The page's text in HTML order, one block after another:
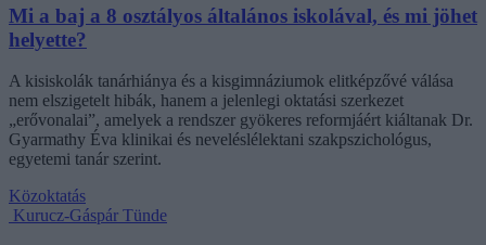
Mi a baj a 8 osztályos általános iskolával, és mi jöhet
helyette?
A kisiskolák tanárhiánya és a kisgimnáziumok elitképzővé válása
nem elszigetelt hibák, hanem a jelenlegi oktatási szerkezet
„erővonalai”, amelyek a rendszer gyökeres reformjáért kiáltanak Dr.
Gyarmathy Éva klinikai és neveléslélektani szakpszichológus,
egyetemi tanár szerint.
Közoktatás
Kurucz-Gáspár Tünde